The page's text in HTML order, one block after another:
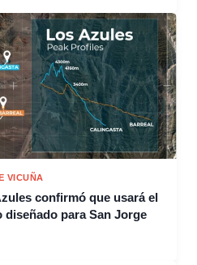
VICUÑA
confirmó que usará el
para San Jorge